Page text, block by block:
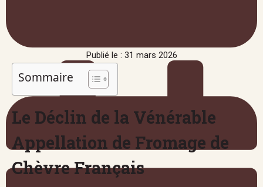
Publié le : 31 mars 2026
Sommaire
Le Déclin de la Vénérable
Appellation de Fromage de
Chèvre Français